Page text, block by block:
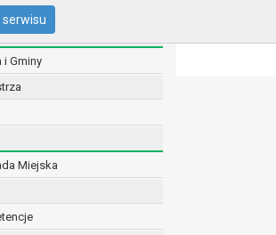
i Gminy
Miejska
burmistrz@gryfino.pl
Inspektora Ochrony Danych:
91 416 20 11
iod@gryfino.pl
dane osobowe przetwarzane są zgodnie z
realizacji zadań wynikających z przepisów
szeregu ustaw kompetencyjnych
zawarcia i realizacji umów;
ochrony żywotnych interesów osoby, której
w pozostałych przypadkach dane osobowe
z przetwarzaniem danych w celu
serwisu